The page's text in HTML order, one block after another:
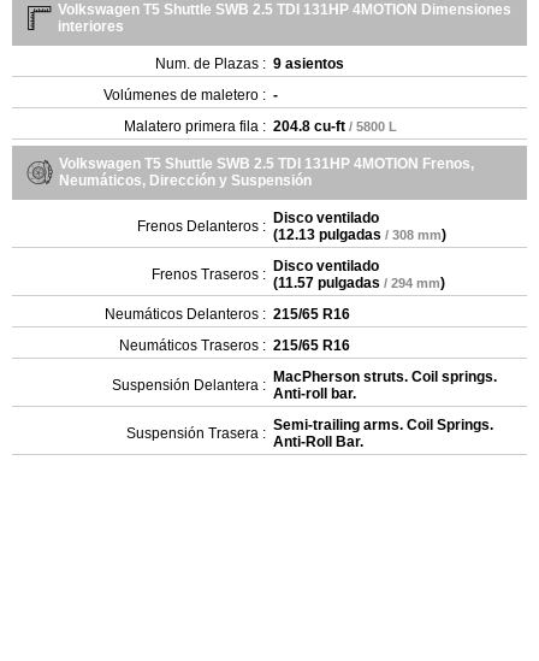
Volkswagen T5 Shuttle SWB 2.5 TDI 131HP 4MOTION Dimensiones
interiores
Num. de Plazas : 9 asientos
Volúmenes de maletero : -
Malatero primera fila : 204.8 cu-ft / 5800 L
Volkswagen T5 Shuttle SWB 2.5 TDI 131HP 4MOTION Frenos,
Neumáticos, Dirección y Suspensión
Frenos Delanteros : Disco ventilado
(12.13 pulgadas / 308 mm)
Frenos Traseros : Disco ventilado
(11.57 pulgadas / 294 mm)
Neumáticos Delanteros : 215/65 R16
Neumáticos Traseros : 215/65 R16
Suspensión Delantera : MacPherson struts. Coil springs.
Anti-roll bar.
Suspensión Trasera : Semi-trailing arms. Coil Springs.
Anti-Roll Bar.